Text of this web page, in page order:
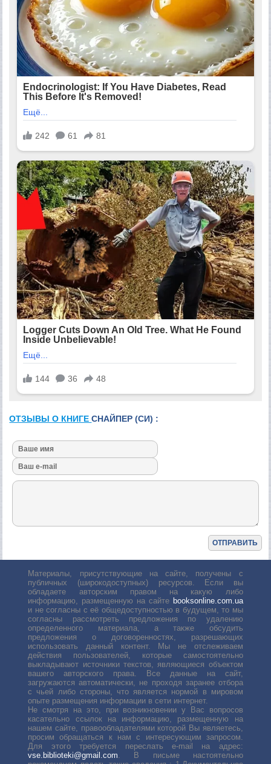
ОТЗЫВЫ О КНИГЕСНАЙПЕР (СИ) :
Материалы, присутствующие на сайте, получены с
публичных (широкодоступных) ресурсов. Если вы
обладаете авторским правом на какую либо
информацию, размещенную на сайте booksonline.com.ua
и не согласны с её общедоступностью в будущем, то мы
согласны рассмотреть предложения по удалению
определенного материала, а также обсудить
предложения о договоренностях, разрешающих
использовать данный контент. Мы не отслеживаем
действия пользователей, которые самостоятельно
выкладывают источники текстов, являющиеся объектом
вашего авторского права. Все данные на сайт,
загружаются автоматически, не проходя заранее отбора
с чьей либо стороны, что является нормой в мировом
опыте размещения информации в сети интернет.
Не смотря на это, при возникновении у Вас вопросов
касательно ссылок на информацию, размещенную на
нашем сайте, правообладателями которой Вы являетесь,
просим обращаться к нам с интересующим запросом.
Для этого требуется переслать е-mail на адрес:
vse.biblioteki@gmail.com. В письме настоятельно